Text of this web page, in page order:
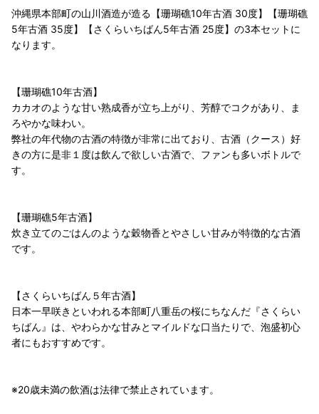
沖縄県本部町の山川酒造が造る【珊瑚礁10年古酒 30度】【珊瑚礁
5年古酒 35度】【さくらいちばん5年古酒 25度】の3本セットに
なります。
【珊瑚礁10年古酒】
カカオのような甘い熟成香が立ち上がり、芳醇でコクがあり、ま
ろやかな味わい。
弊社の年代物の古酒の特徴が非常に出ており、古酒（クース）好
きの方に是非１度は飲んで欲しい古酒で、ファンも多いボトルで
す。
【珊瑚礁5年古酒】
炊き立てのごはんのような穀物香とやさしい甘みが特徴的な古酒
です。
【さくらいちばん５年古酒】
日本一早咲きといわれる本部町八重岳の桜にちなんだ『さくらい
ちばん』は、やわらかな甘みとマイルドな口当たりで、泡盛初心
者にもおすすめです。
※20歳未満の飲酒は法律で禁止されています。